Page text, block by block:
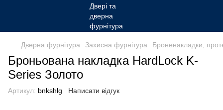
Дверна фурнітура Захисна фурнітура Броненакладки,
Броньована накладка HardLock K-
Series Золото
Артикул: bnkshlg Написати відгук